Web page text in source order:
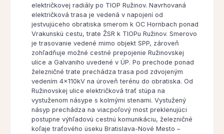
električkovej radiály po TIOP Ružinov. Navrhovaná
električková trasa je vedená v napojení od
jestvujúceho obratiska smerom k OC Hornbach ponad
Vrakunskú cestu, trate ŽSR k TIOPu Ružinov. Smerovo
je trasovanie vedené mimo objekt SPP, zároveň
zohľadňuje možné cestné prepojenie Ružinovskej
ulice a Galvaniho uvedené v ÚP. Po prechode ponad
železničné trate prechádza trasa pod zdvojeným
vedením 4x110kV na úroveň terénu do obratiska. Od
Ružinovskej ulice električková trať stúpa na
vystuženom násype s kolmými stenami. Vystužený
násyp prechádza na viacpoľový most preklenujúci
postupne výhľadovú cestnú komunikáciu, železničné
koľaje traťového úseku Bratislava-Nové Mesto –